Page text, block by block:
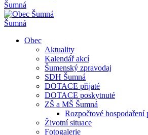
Šumná
Šumná
Obec
Aktuality
Kalendář akcí
Šumenský zpravodaj
SDH Šumná
DOTACE přijaté
DOTACE poskytnuté
ZŠ a MŠ Šumná
Rozpočtové hospodaření
Životní situace
Fotogalerie